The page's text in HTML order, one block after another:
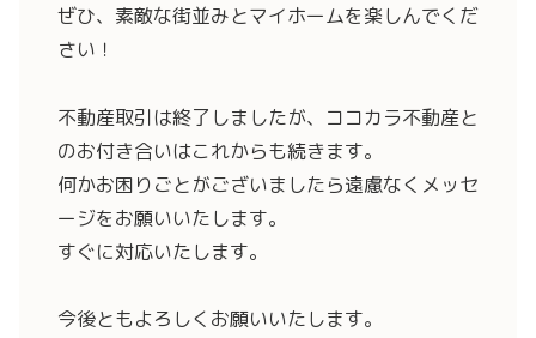
ぜひ、素敵な街並みとマイホームを楽しんでくだ
さい！
不動産取引は終了しましたが、ココカラ不動産と
のお付き合いはこれからも続きます。
何かお困りごとがございましたら遠慮なくメッセ
ージをお願いいたします。
すぐに対応いたします。
今後ともよろしくお願いいたします。